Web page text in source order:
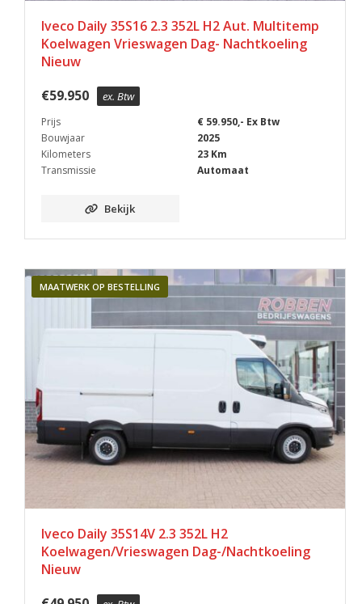
Iveco Daily 35S16 2.3 352L H2 Aut. Multitemp
Koelwagen Vrieswagen Dag- Nachtkoeling
Nieuw
€59.950 ex. Btw
Prijs
€ 59.950,- Ex Btw
Bouwjaar
2025
Kilometers
23 Km
Transmissie
Automaat
Bekijk
MAATWERK OP BESTELLING
Iveco Daily 35S14V 2.3 352L H2
Koelwagen/Vrieswagen Dag-/Nachtkoeling
Nieuw